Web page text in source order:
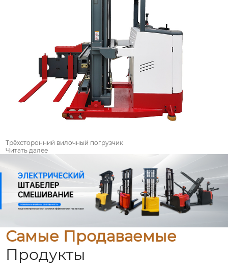
Трёхсторонний вилочный погрузчик
Читать далее
Самые Продаваемые
Продукты